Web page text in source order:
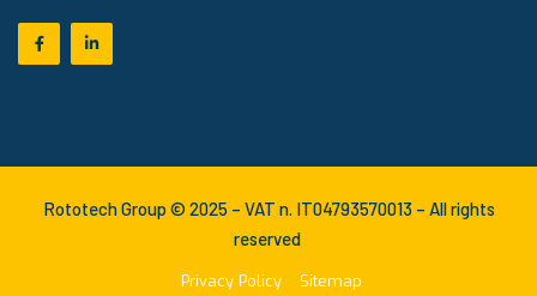
Rototech Group © 2025 – VAT n. IT04793570013 – All rights
reserved
Privacy Policy Sitemap